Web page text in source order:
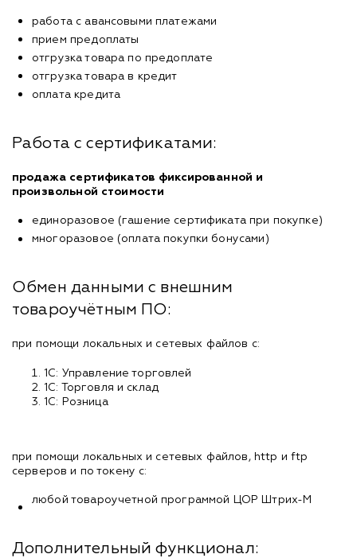
работа с авансовыми платежами
прием предоплаты
отгрузка товара по предоплате
отгрузка товара в кредит
оплата кредита
Работа с сертификатами:
продажа сертификатов фиксированной и
произвольной стоимости
единоразовое (гашение сертификата при покупке)
многоразовое (оплата покупки бонусами)
Обмен данными с внешним
товароучётным ПО:
при помощи локальных и сетевых файлов с:
1С: Управление торговлей
1С: Торговля и склад
1С: Розница
при помощи локальных и сетевых файлов, http и ftp
серверов и по токену с:
любой товароучетной программой ЦОР Штрих-М
Дополнительный функционал: